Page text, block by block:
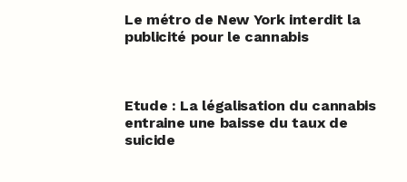
Le métro de New York interdit la
publicité pour le cannabis
Etude : La légalisation du cannabis
entraine une baisse du taux de
suicide